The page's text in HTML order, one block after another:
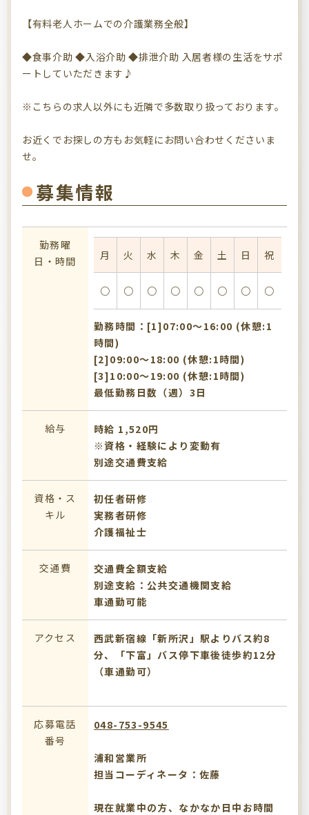
【有料老人ホームでの介護業務全般】
◆食事介助 ◆入浴介助 ◆排泄介助 入居者様の生活をサポ
ートしていただきます♪
※こちらの求人以外にも近隣で多数取り扱っております。
お近くでお探しの方もお気軽にお問い合わせくださいま
せ。
募集情報
勤務曜
日・時間
月 火 水 木 金 土 日 祝
○ ○ ○ ○ ○ ○ ○ ○
勤務時間：[1]07:00〜16:00 (休憩:1
時間)
[2]09:00〜18:00 (休憩:1時間)
[3]10:00〜19:00 (休憩:1時間)
最低勤務日数（週）3日
給与
時給 1,520円
※資格・経験により変動有
別途交通費支給
資格・ス
キル
初任者研修
実務者研修
介護福祉士
交通費
交通費全額支給
別途支給：公共交通機関支給
車通勤可能
アクセス
西武新宿線「新所沢」駅よりバス約8
分、「下富」バス停下車後徒歩約12分
（車通勤可）
応募電話
番号
048-753-9545
浦和営業所
担当コーディネータ：佐藤
現在就業中の方、なかなか日中お時間